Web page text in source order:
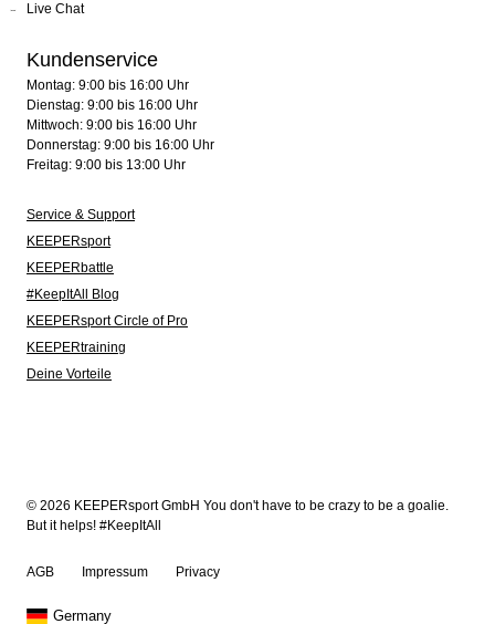
Live Chat
Kundenservice
Montag: 9:00 bis 16:00 Uhr
Dienstag: 9:00 bis 16:00 Uhr
Mittwoch: 9:00 bis 16:00 Uhr
Donnerstag: 9:00 bis 16:00 Uhr
Freitag: 9:00 bis 13:00 Uhr
Service & Support
KEEPERsport
KEEPERbattle
#KeepItAll Blog
KEEPERsport Circle of Pro
KEEPERtraining
Deine Vorteile
© 2026 KEEPERsport GmbH You don't have to be crazy to be a goalie.
But it helps! #KeepItAll
AGB Impressum Privacy
Germany